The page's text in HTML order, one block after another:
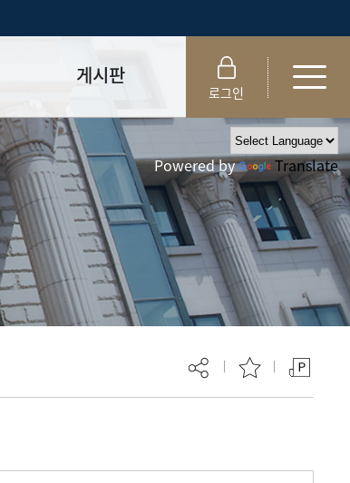
게시판
공지사항
자료실
FAQ
취업·모집 관련 공지
특강·프로그램 관련 공지
대학원생권리장전
대학원 총학생회
외국인 유학생 비자(VISA)
로그인
Powered by Translate